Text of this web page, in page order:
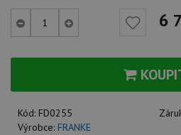
6
Kód: FD0255
Výrobce: FRANKE